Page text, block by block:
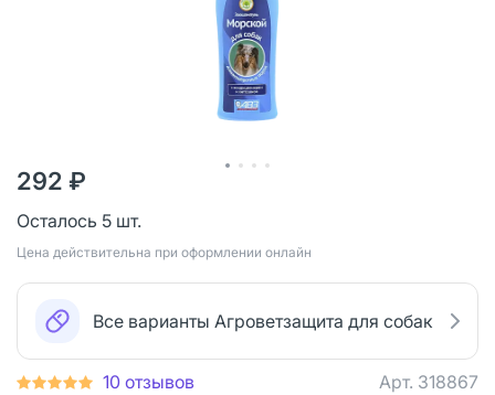
292 ₽
Осталось 5 шт.
Цена действительна при оформлении онлайн
Все варианты Агроветзащита для собак
10 отзывов Арт. 318867